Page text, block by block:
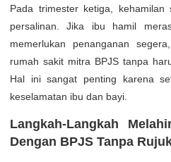
Pada trimester ketiga,
persalinan. Jika ibu hamil
memerlukan penanganan
rumah sakit mitra BPJS tanpa
Hal ini sangat penting karena
keselamatan ibu dan bayi.
Langkah-Langkah
Dengan BPJS Tanpa